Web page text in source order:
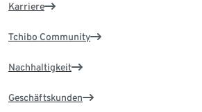
Karriere
Tchibo Community
Nachhaltigkeit
Geschäftskunden